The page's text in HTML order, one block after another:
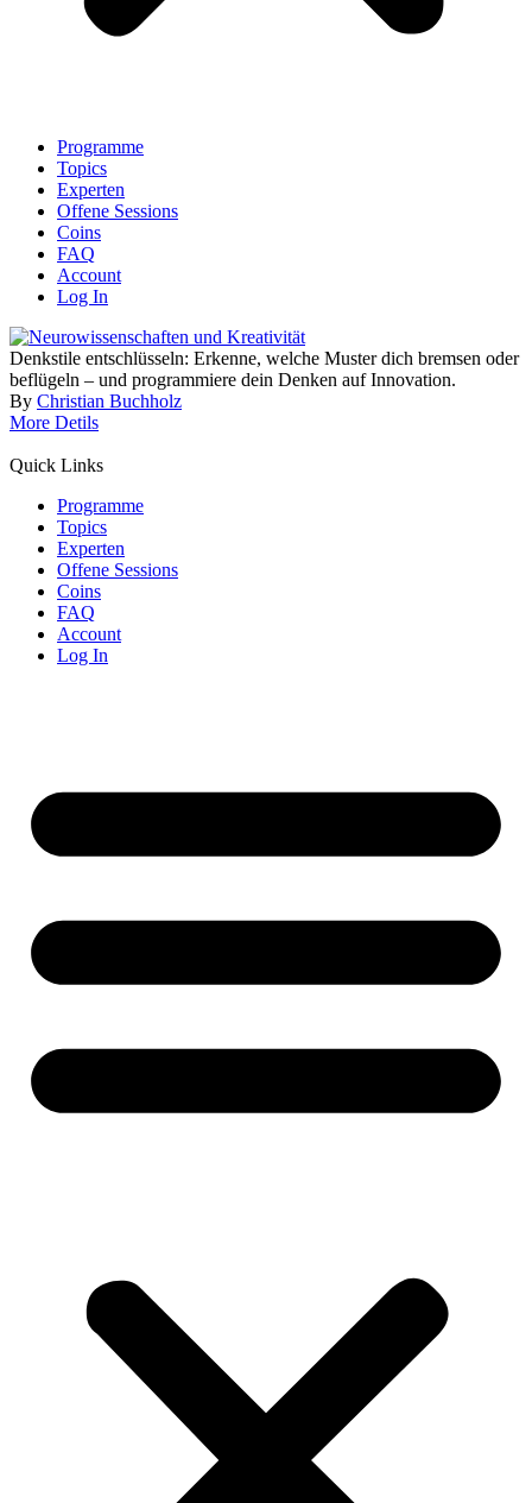
Programme
Topics
Experten
Offene Sessions
Coins
FAQ
Account
Log In
Denkstile entschlüsseln: Erkenne, welche Muster dich bremsen oder
beflügeln – und programmiere dein Denken auf Innovation.
By Christian Buchholz
More Detils
Quick Links
Programme
Topics
Experten
Offene Sessions
Coins
FAQ
Account
Log In